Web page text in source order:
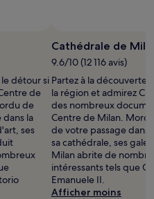
détour si
de
de
la
ses
Cathédrale de
9.6/10 (12 116 avis)
Partez à la découverte
la région et admirez
des nombreux
Centre de Milan.
de votre passage
sa cathédrale, ses
Milan abrite de
intéressants tels que
Emanuele II.
Afficher moins